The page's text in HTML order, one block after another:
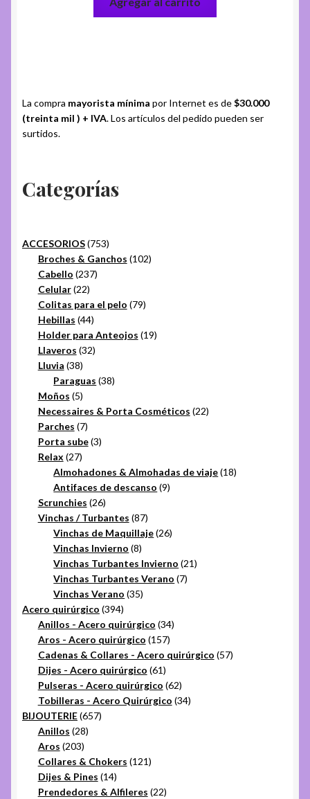
La compra mayorista mínima por Internet es de$30.000
(treinta mil ) + IVA. Los artículos del pedido pueden ser
surtidos.
Categorías
ACCESORIOS 753753
productos
Broches & Ganchos 102102
Cabello 237237
Celular 2222
productos
Colitas para el pelo 7979
Hebillas 4444
productos
Holder para Anteojos 1919
Llaveros 3232
Lluvia 3838
productos
Paraguas 3838
Moños 55
productos
Necessaires & Porta Cosméticos 2222
Parches 77
productos
Porta sube 33
Relax 2727
productos
Almohadones & Almohadas de viaje 1818
Antifaces de descanso 99
Scrunchies 2626
productos
Vinchas / Turbantes 8787
productos
Vinchas de Maquillaje 2626
Vinchas Invierno 88
productos
Vinchas Turbantes Invierno 2121
Vinchas Turbantes Verano 77
Vinchas Verano 3535
Acero quirúrgico 394394
productos
Anillos - Acero quirúrgico 3434
Aros - Acero quirúrgico 157157
productos
Cadenas & Collares - Acero quirúrgico 5757
Dijes - Acero quirúrgico 6161
productos
Pulseras - Acero quirúrgico 6262
productos
Tobilleras - Acero Quirúrgico 3434
BIJOUTERIE 657657
Anillos 2828
Aros 203203
productos
Collares & Chokers 121121
Dijes & Pines 1414
productos
Prendedores & Alfileres 2222